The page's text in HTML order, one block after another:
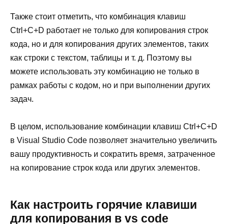
Также стоит отметить, что комбинация клавиш
Ctrl+C+D работает не только для копирования строк
кода, но и для копирования других элементов, таких
как строки с текстом, таблицы и т. д. Поэтому вы
можете использовать эту комбинацию не только в
рамках работы с кодом, но и при выполнении других
задач.
В целом, использование комбинации клавиш Ctrl+C+D
в Visual Studio Code позволяет значительно увеличить
вашу продуктивность и сократить время, затраченное
на копирование строк кода или других элементов.
Как настроить горячие клавиши
для копирования в vs code